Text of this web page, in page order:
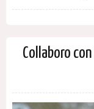
Collaboro